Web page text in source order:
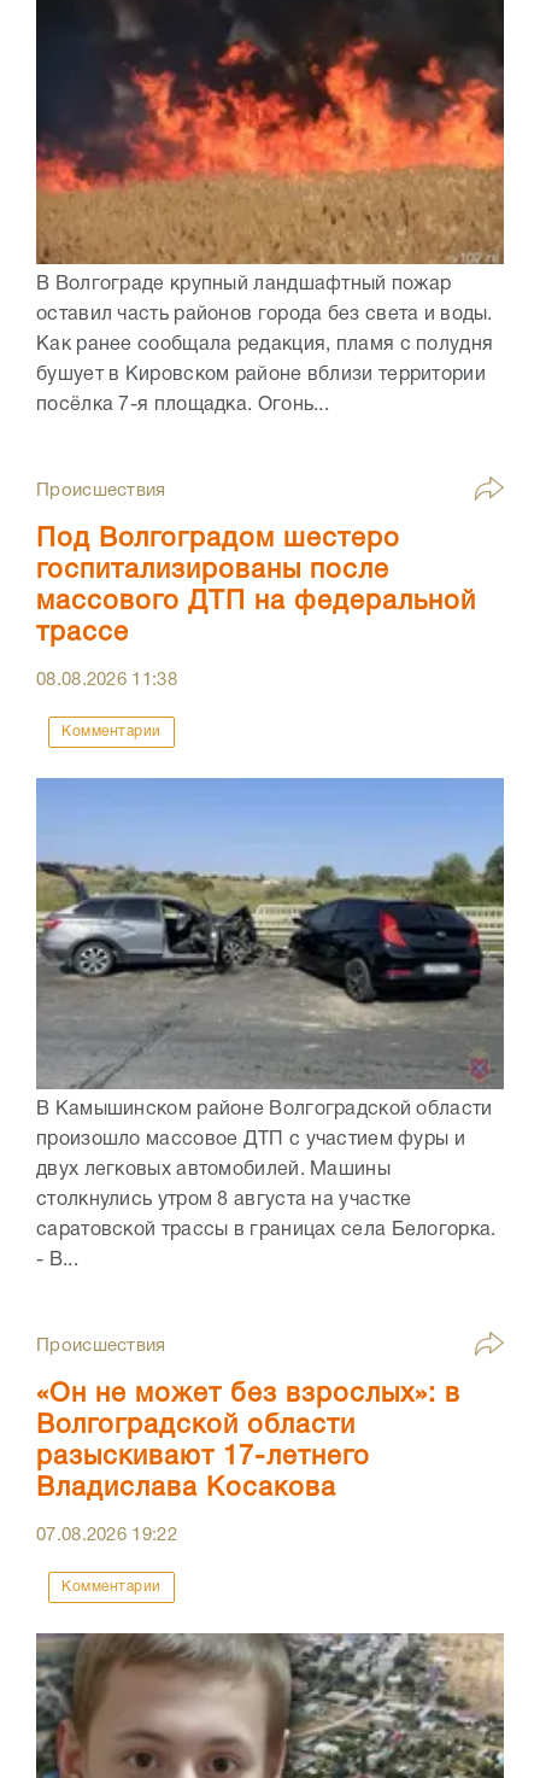
В Волгограде крупный ландшафтный пожар
оставил часть районов города без света и воды.
Как ранее сообщала редакция, пламя с полудня
бушует в Кировском районе вблизи территории
посёлка 7-я площадка. Огонь...
Происшествия
Под Волгоградом шестеро
госпитализированы после
массового ДТП на федеральной
трассе
08.08.2026 11:38
Комментарии
В Камышинском районе Волгоградской области
произошло массовое ДТП с участием фуры и
двух легковых автомобилей. Машины
столкнулись утром 8 августа на участке
саратовской трассы в границах села Белогорка.
- В...
Происшествия
«Он не может без взрослых»: в
Волгоградской области
разыскивают 17-летнего
Владислава Косакова
07.08.2026 19:22
Комментарии